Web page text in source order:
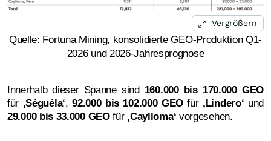
Vergrößern
Quelle: Fortuna Mining, konsolidierte GEO-Produktion Q1-
2026 und 2026-Jahresprognose
Innerhalb dieser Spanne sind 160.000 bis 170.000 GEO
für ‚Séguéla‘,92.000 bis 102.000 GEOfür ‚Lindero‘ und
29.000 bis 33.000 GEOfür ‚Caylloma‘ vorgesehen.